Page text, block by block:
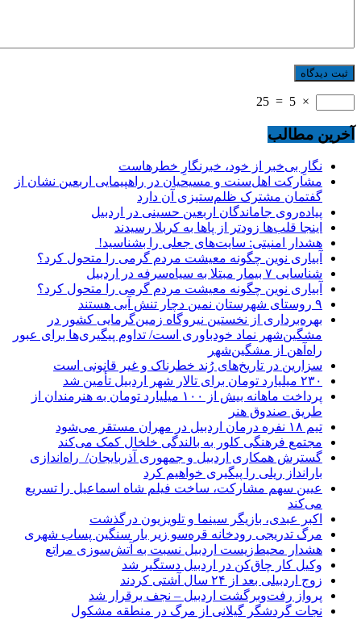
×
5
=
25
آخرین مطالب
نگارِ بی‌خبر از خود، خبرنگارِ خطرهاست
مشارکت اهل‌سنت و مسیحیان در راهپیمایی اربعین نشان از
گفتمان مشترک ظلم‌ستیزی آن دارد
پیاده‌روی جاماندگان اربعین حسینی در اردبیل
اینجا قلب‌ها زودتر از پاها به کربلا رسیدند
هشدار امنیتی: سایت‌های جعلی را بشناسید!
آبیاری نوین چگونه معیشت مردم گرمی را متحول کرد؟
شناسایی ۷ بیمار مبتلا به سیاه‌سرفه در اردبیل
آبیاری نوین چگونه معیشت مردم گرمی را متحول کرد؟
۹ روستای شهرستان نمین دچار تنش آبی هستند
بهره‌برداری از نخستین نیروگاه زمین‌گرمایی کشور در
مشگین‌شهر نماد خودباوری است/ تداوم پیگیری‌ها برای عبور
راه‌آهن از مشگین‌شهر
سزارین در تاریخ‌های رُند خطرناک و غیر قانونی است
۲۳۰ میلیارد تومان برای تالار شهر اردبیل تأمین شد
پرداخت ماهانه بیش از ۱۰۰ میلیارد تومان به هنرمندان از
طریق صندوق هنر
تیم ۱۸ نفره درمان اردبیل در مهران مستقر می‌شود
مجتمع فرهنگی کلور به بالندگی خلخال کمک می‌کند
گسترش همکاری اردبیل و جمهوری آذربایجان/ راه‌اندازی
بارانداز ریلی را پیگیری خواهیم کرد
عیین سهم مشارکت، ساخت فیلم شاه‌ اسماعیل را تسریع
می‌کند
اکبر عبدی، بازیگر سینما و تلویزیون درگذشت
مرگ تدریجی رودخانه قره‌سو زیر بار سنگین پساب شهری
هشدار محیط‌زیست اردبیل نسبت به آتش‌سوزی مراتع
وکیل کار چاق‌کن در اردبیل دستگیر شد
زوج اردبیلی بعد از ۲۴ سال آشتی کردند
پرواز رفت‌وبرگشت اردبیل – نجف برقرار شد
نجات گردشگر گیلانی از مرگ در منطقه مشکول